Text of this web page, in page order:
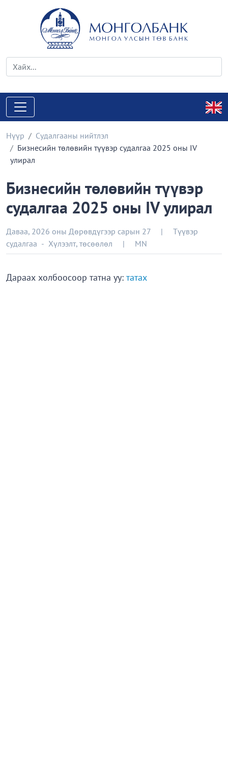
Нүүр
Судалгааны нийтлэл
Бизнесийн төлөвийн түүвэр судалгаа 2025 оны IV
улирал
Бизнесийн төлөвийн түүвэр
судалгаа 2025 оны IV улирал
Даваа, 2026 оны Дөрөвдүгээр сарын 27 |
Түүвэр
судалгаа - Хүлээлт, төсөөлөл | MN
Дараах холбоосоор татна уу: татах